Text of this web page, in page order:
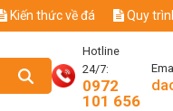
Kiến thức về đá Quy
Hotline
24/7:
0972
101 656